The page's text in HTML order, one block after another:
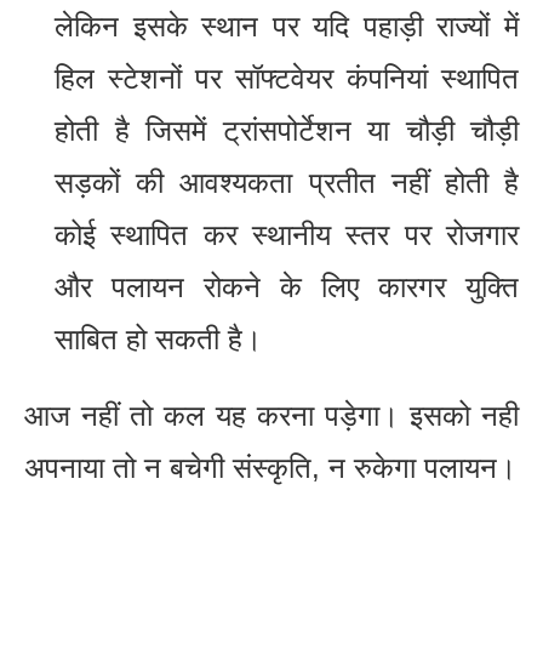
लेकिन इसके स्थान पर यदि पहाड़ी राज्यों में
हिल स्टेशनों पर सॉफ्टवेयर कंपनियां स्थापित
होती है जिसमें ट्रांसपोर्टेशन या चौड़ी चौड़ी
सड़कों की आवश्यकता प्रतीत नहीं होती है
कोई स्थापित कर स्थानीय स्तर पर रोजगार
और पलायन रोकने के लिए कारगर युक्ति
साबित हो सकती है।
आज नहीं तो कल यह करना पड़ेगा। इसको नही
अपनाया तो न बचेगी संस्कृति, न रुकेगा पलायन।